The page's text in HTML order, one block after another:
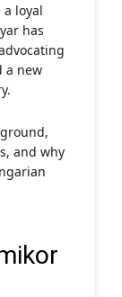
loyal
has
a new
and why